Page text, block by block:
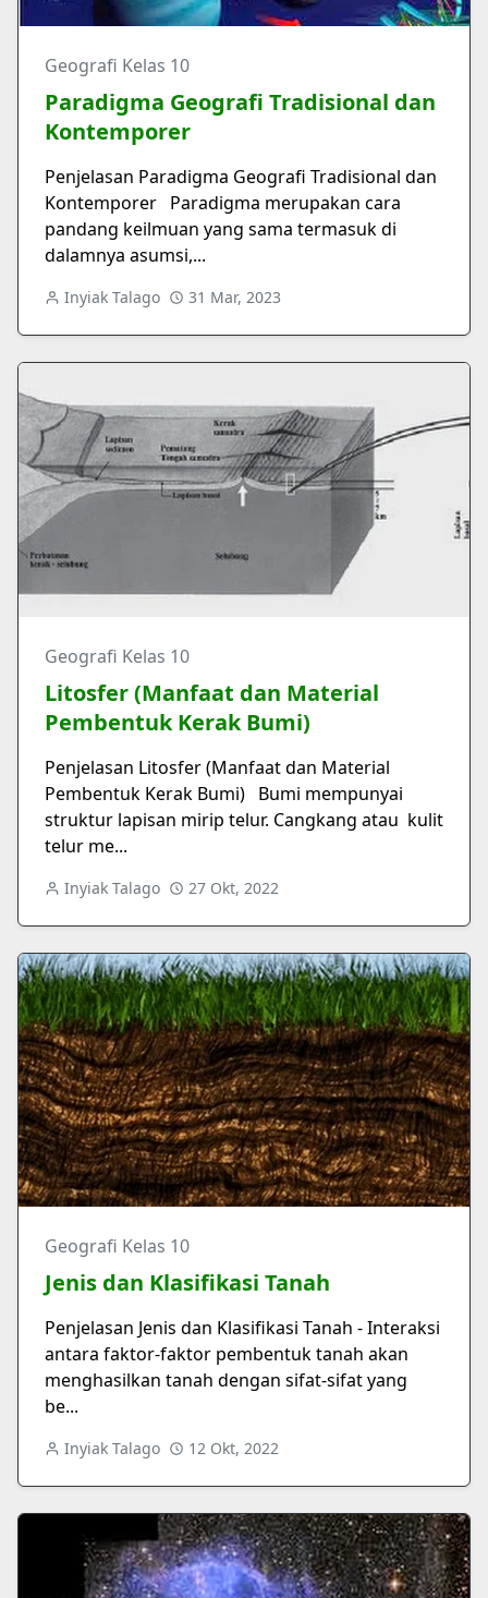
Geografi Kelas 10
Paradigma Geografi Tradisional dan
Kontemporer
Penjelasan Paradigma Geografi Tradisional dan
Kontemporer Paradigma merupakan cara
pandang keilmuan yang sama termasuk di
dalamnya asumsi,...
Inyiak Talago 31 Mar, 2023
Geografi Kelas 10
Litosfer (Manfaat dan Material
Pembentuk Kerak Bumi)
Penjelasan Litosfer (Manfaat dan Material
Pembentuk Kerak Bumi) Bumi mempunyai
struktur lapisan mirip telur. Cangkang atau kulit
telur me...
Inyiak Talago 27 Okt, 2022
Geografi Kelas 10
Jenis dan Klasifikasi Tanah
Penjelasan Jenis dan Klasifikasi Tanah - Interaksi
antara faktor-faktor pembentuk tanah akan
menghasilkan tanah dengan sifat-sifat yang
be...
Inyiak Talago 12 Okt, 2022